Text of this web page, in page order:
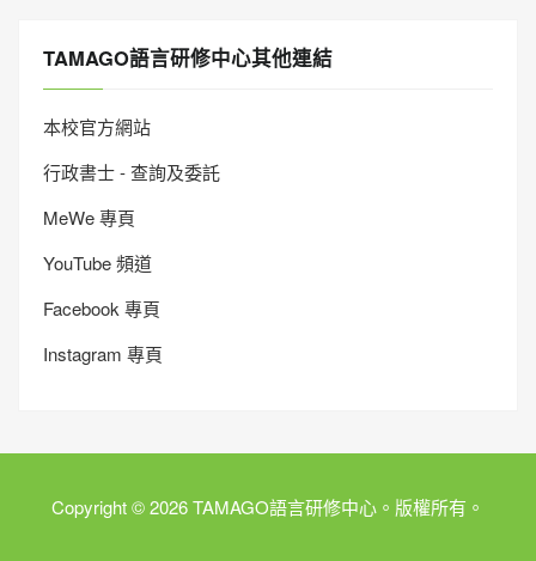
TAMAGO語言研修中心其他連結
本校官方網站
行政書士 - 查詢及委託
MeWe 專頁
YouTube 頻道
Facebook 專頁
Instagram 專頁
Copyright © 2026 TAMAGO語言研修中心。版權所有。